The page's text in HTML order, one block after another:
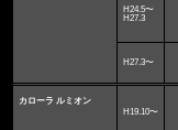
H24.5〜
H27.3
H27.3〜
カローラ ルミオン
H19.10〜